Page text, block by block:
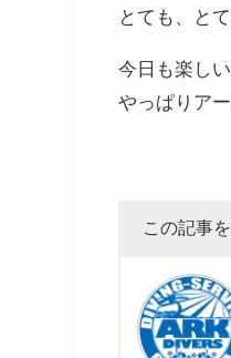
とても、と
今日も楽し
やっぱりア
この記事